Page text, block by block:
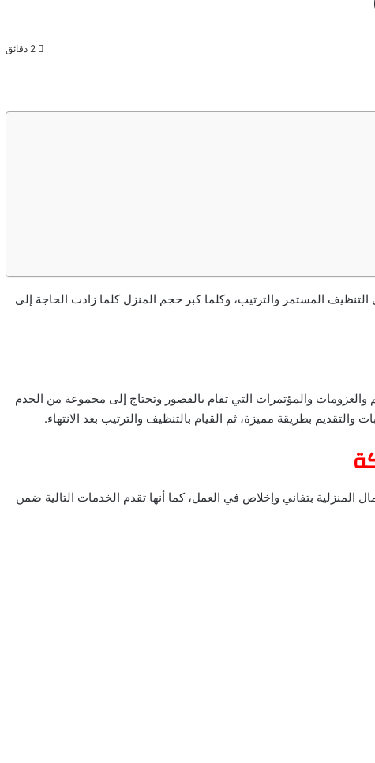
التنظيف المستمر والترتيب، وكلما كبر حجم المنزل كلما زادت الحاجة إلى
والعزومات والمؤتمرات التي تقام بالقصور وتحتاج إلى مجموعة من الخدم
بطريقة مميزة، ثم القيام بالتنظيف والترتيب بعد الانتهاء.
بتفاني وإخلاص في العمل، كما أنها تقدم الخدمات التالية ضمن